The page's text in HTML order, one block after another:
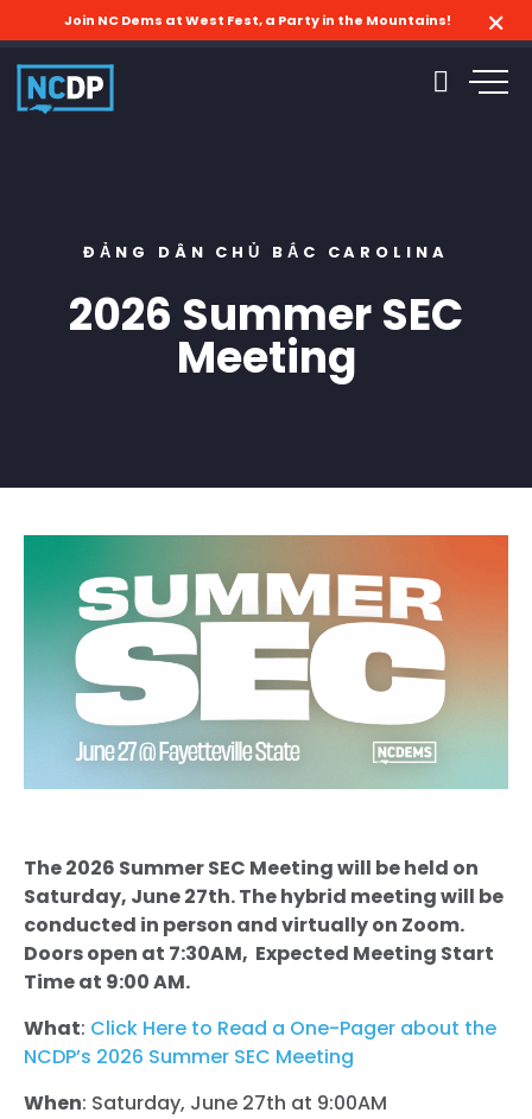
Join NC Dems at West Fest, a Party in the Mountains!
ĐẢNG DÂN CHỦ BẮC CAROLINA
2026 Summer SEC
Meeting
The 2026 Summer SEC Meeting will be held on
Saturday, June 27th. The hybrid meeting will be
conducted in person and virtually on Zoom.
Doors open at 7:30AM, Expected Meeting Start
Time at 9:00 AM.
What: Click Here to Read a One-Pager about the
NCDP’s 2026 Summer SEC Meeting
When: Saturday, June 27th at 9:00AM